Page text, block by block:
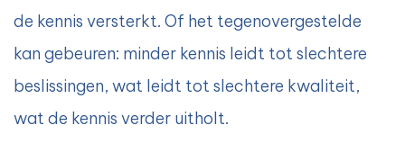
de kennis versterkt. Of het tegenovergestelde
kan gebeuren: minder kennis leidt tot slechtere
beslissingen, wat leidt tot slechtere kwaliteit,
wat de kennis verder uitholt.